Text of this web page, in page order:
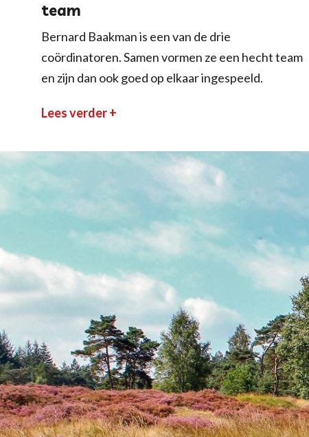
team
Bernard Baakman is een van de drie
coördinatoren. Samen vormen ze een hecht team
en zijn dan ook goed op elkaar ingespeeld.
Lees verder +